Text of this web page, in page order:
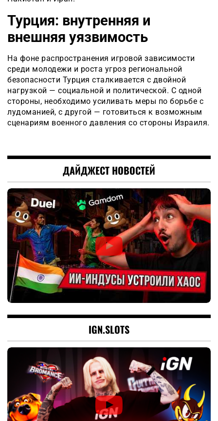
Турция: внутренняя и
внешняя уязвимость
На фоне распространения игровой зависимости
среди молодежи и роста угроз региональной
безопасности Турция сталкивается с двойной
нагрузкой — социальной и политической. С одной
стороны, необходимо усиливать меры по борьбе с
лудоманией, с другой — готовиться к возможным
сценариям военного давления со стороны Израиля.
ДАЙДЖЕСТ НОВОСТЕЙ
IGN.SLOTS